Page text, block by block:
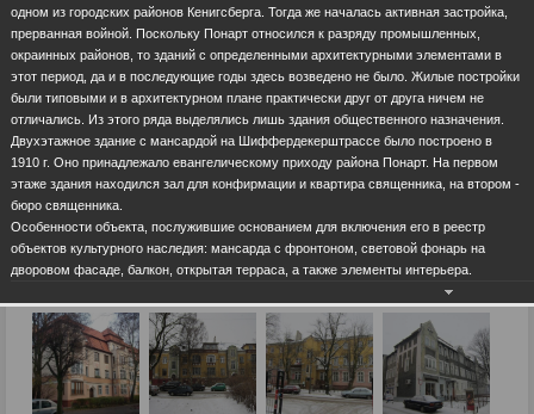
одном из городских районов Кенигсберга. Тогда же началась активная застройка,
прерванная войной. Поскольку Понарт относился к разряду промышленных,
окраинных районов, то зданий с определенными архитектурными элементами в
этот период, да и в последующие годы здесь возведено не было. Жилые постройки
были типовыми и в архитектурном плане практически друг от друга ничем не
отличались. Из этого ряда выделялись лишь здания общественного назначения.
Двухэтажное здание с мансардой на Шиффердекерштрассе было построено в
1910 г. Оно принадлежало евангелическому приходу района Понарт. На первом
этаже здания находился зал для конфирмации и квартира священника, на втором -
бюро священника.
Особенности объекта, послужившие основанием для включения его в реестр
объектов культурного наследия: мансарда с фронтоном, световой фонарь на
дворовом фасаде, балкон, открытая терраса, а также элементы интерьера.